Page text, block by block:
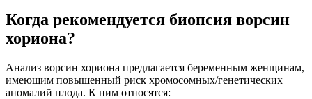
Когда рекомендуется биопсия ворсин
хориона?
Анализ ворсин хориона предлагается беременным женщинам,
имеющим повышенный риск хромосомных/генетических
аномалий плода. К ним относятся: